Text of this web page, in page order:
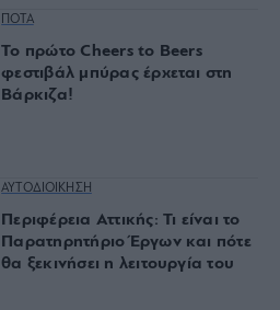
ΠΟΤΑ
Το πρώτο Cheers to Beers
φεστιβάλ μπύρας έρχεται στη
Βάρκιζα!
ΑΥΤΟΔΙΟΙΚΗΣΗ
Περιφέρεια Αττικής: Τι είναι το
Παρατηρητήριο Έργων και πότε
θα ξεκινήσει η λειτουργία του